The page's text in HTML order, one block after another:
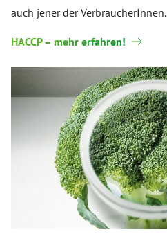
auch jener der VerbraucherInnen.
HACCP – mehr erfahren!